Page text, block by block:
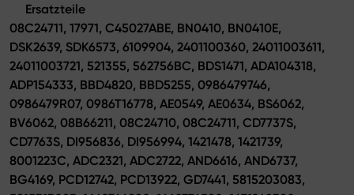
Ersatzteile
08C24711, 17971, C45027ABE, BN0410, BN0410E,
DSK2639, SDK6573, 6109904, 2401100360, 24011003611,
24011003721, 521355, 562756BC, BDS1471, ADA104318,
ADP154333, BBD4820, BBD5255, 0986479746,
0986479R07, 0986T16778, AE0549, AE0634, BS6062,
BV6062, 08B66211, 08C24710, 08C24711, CD7737S,
CD7763S, DI956836, DI956994, 1421478, 1421739,
8001223C, ADC2321, ADC2722, AND6616, AND6737,
BG4169, PCD12742, PCD13922, GD7441, 5815203083,